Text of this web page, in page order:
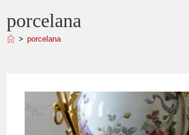
porcelana
> porcelana